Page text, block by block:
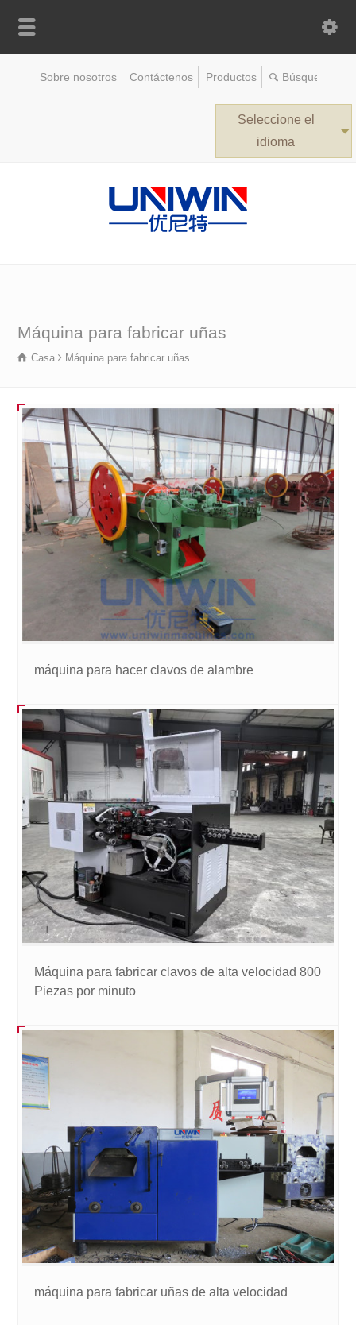
Sobre nosotros Contáctenos Productos
Seleccione el
idioma
Máquina para fabricar uñas
Casa Máquina para fabricar uñas
máquina para hacer clavos de alambre
Máquina para fabricar clavos de alta velocidad 800
Piezas por minuto
máquina para fabricar uñas de alta velocidad